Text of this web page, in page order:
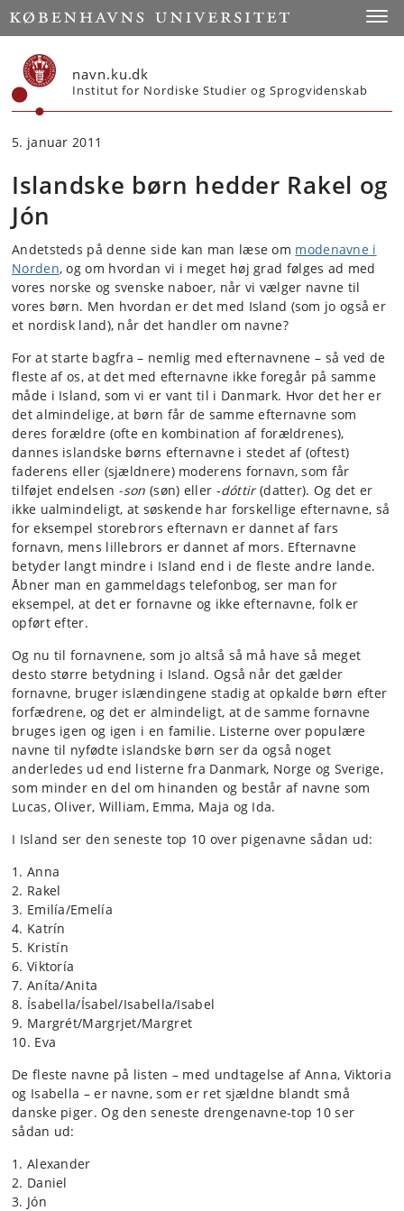
Start
navn.ku.dk
Institut for Nordiske Studier og Sprogvidenskab
5. januar 2011
Islandske børn hedder Rakel og
Jón
Andetsteds på denne side kan man læse om modenavne i
Norden, og om hvordan vi i meget høj grad følges ad med
vores norske og svenske naboer, når vi vælger navne til
vores børn. Men hvordan er det med Island (som jo også er
et nordisk land), når det handler om navne?
For at starte bagfra – nemlig med efternavnene – så ved de
fleste af os, at det med efternavne ikke foregår på samme
måde i Island, som vi er vant til i Danmark. Hvor det her er
det almindelige, at børn får de samme efternavne som
deres forældre (ofte en kombination af forældrenes),
dannes islandske børns efternavne i stedet af (oftest)
faderens eller (sjældnere) moderens fornavn, som får
tilføjet endelsen -son (søn) eller -dóttir(datter). Og det er
ikke ualmindeligt, at søskende har forskellige efternavne, så
for eksempel storebrors efternavn er dannet af fars
fornavn, mens lillebrors er dannet af mors. Efternavne
betyder langt mindre i Island end i de fleste andre lande.
Åbner man en gammeldags telefonbog, ser man for
eksempel, at det er fornavne og ikke efternavne, folk er
opført efter.
Og nu til fornavnene, som jo altså så må have så meget
desto større betydning i Island. Også når det gælder
fornavne, bruger islændingene stadig at opkalde børn efter
forfædrene, og det er almindeligt, at de samme fornavne
bruges igen og igen i en familie. Listerne over populære
navne til nyfødte islandske børn ser da også noget
anderledes ud end listerne fra Danmark, Norge og Sverige,
som minder en del om hinanden og består af navne som
Lucas, Oliver, William, Emma, Maja og Ida.
I Island ser den seneste top 10 over pigenavne sådan ud:
1. Anna
2. Rakel
3. Emilía/Emelía
4. Katrín
5. Kristín
6. Viktoría
7. Aníta/Anita
8. Ísabella/Ísabel/Isabella/Isabel
9. Margrét/Margrjet/Margret
10. Eva
De fleste navne på listen – med undtagelse af Anna, Viktoria
og Isabella – er navne, som er ret sjældne blandt små
danske piger. Og den seneste drengenavne-top 10 ser
sådan ud:
1. Alexander
2. Daniel
3. Jón